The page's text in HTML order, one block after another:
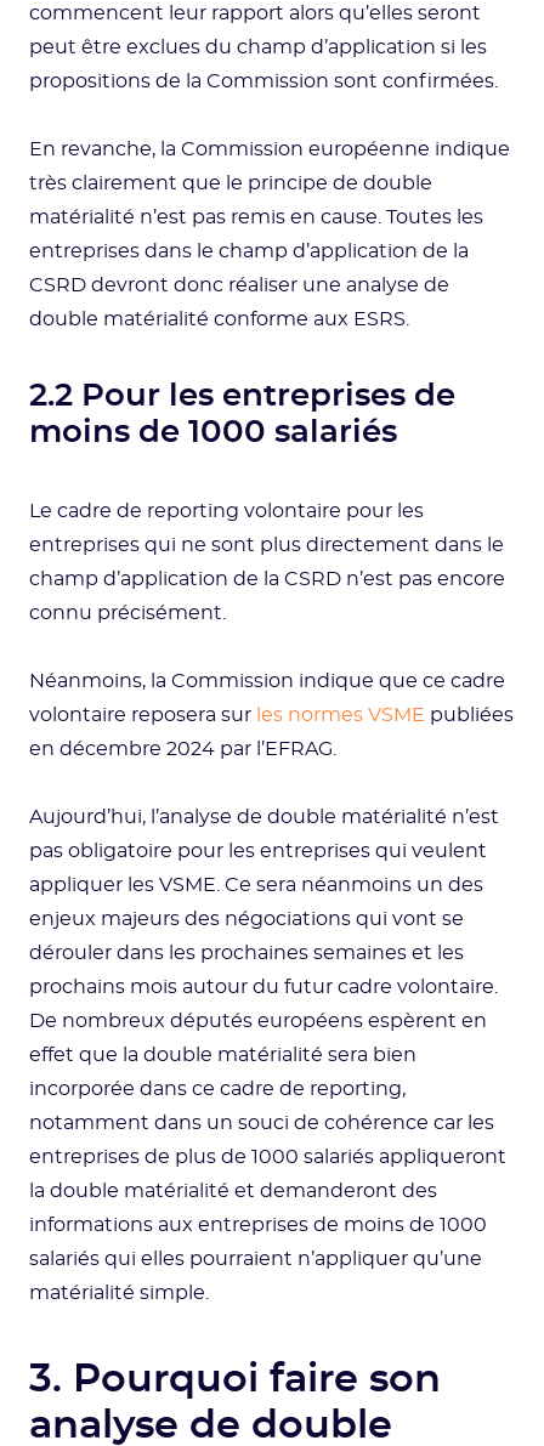
commencent leur rapport alors qu’elles seront
peut être exclues du champ d’application si les
propositions de la Commission sont confirmées.
En revanche, la Commission européenne indique
très clairement que le principe de double
matérialité n’est pas remis en cause. Toutes les
entreprises dans le champ d’application de la
CSRD devront donc réaliser une analyse de
double matérialité conforme aux ESRS.
2.2 Pour les entreprises de
moins de 1000 salariés
Le cadre de reporting volontaire pour les
entreprises qui ne sont plus directement dans le
champ d’application de la CSRD n’est pas encore
connu précisément.
Néanmoins, la Commission indique que ce cadre
volontaire reposera sur les normes VSME publiées
en décembre 2024 par l’EFRAG.
Aujourd’hui, l’analyse de double matérialité n’est
pas obligatoire pour les entreprises qui veulent
appliquer les VSME. Ce sera néanmoins un des
enjeux majeurs des négociations qui vont se
dérouler dans les prochaines semaines et les
prochains mois autour du futur cadre volontaire.
De nombreux députés européens espèrent en
effet que la double matérialité sera bien
incorporée dans ce cadre de reporting,
notamment dans un souci de cohérence car les
entreprises de plus de 1000 salariés appliqueront
la double matérialité et demanderont des
informations aux entreprises de moins de 1000
salariés qui elles pourraient n’appliquer qu’une
matérialité simple.
3. Pourquoi faire son
analyse de double